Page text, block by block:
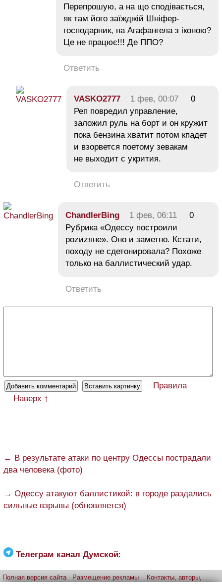
Перепрошую, а на що сподівається,
як там його заїжджій Шніфер-
господарник, на Агафангела з іконою?
Це не працює!!! Де ППО?
Ответить
VASKO2777 1 фев, 00:07
0
Реп повредил управление,
заложил руль на борт и он кружит
пока бензина хватит потом кпадет
и взорвется поетому зевакам
не выходит с укрития.
Ответить
ChandlerBing 1 фев, 06:11
0
Рубрика «Одессу построили
роzиzяне». Оно и заметно. Кстати,
походу не сдетонировала? Похоже
только на баллистический удар.
Ответить
Правила
Наверх ↑
← В результате атаки по центру Одессы пострадали
два человека (фото)
→ Одессу атакуют баллистикой: в городе раздались
сильные взрывы (обновляется)
Телеграм канал Думской:
Полная версия сайта Размещение рекламы Контакты, авторы,